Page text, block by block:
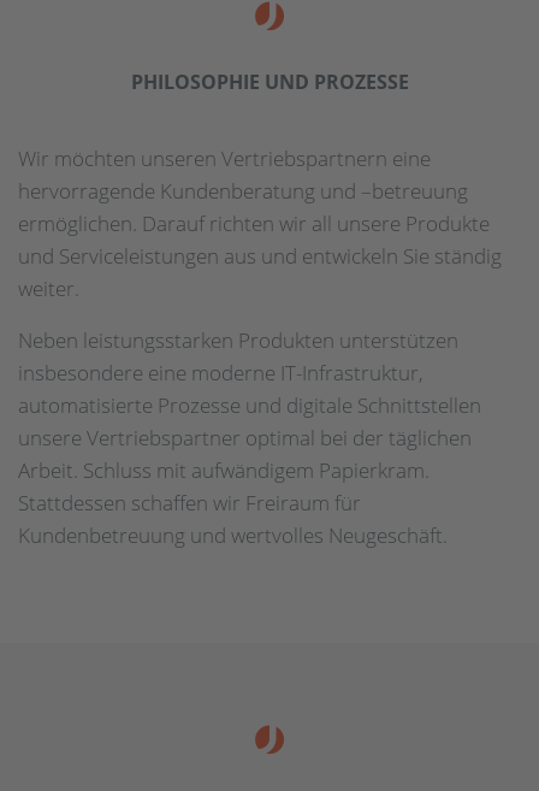
PHILOSOPHIE UND PROZESSE
Wir möchten unseren Vertriebspartnern eine
hervorragende Kundenberatung und –betreuung
ermöglichen. Darauf richten wir all unsere Produkte
und Serviceleistungen aus und entwickeln Sie ständig
weiter.
Neben leistungsstarken Produkten unterstützen
insbesondere eine moderne IT-Infrastruktur,
automatisierte Prozesse und digitale Schnittstellen
unsere Vertriebspartner optimal bei der täglichen
Arbeit. Schluss mit aufwändigem Papierkram.
Stattdessen schaffen wir Freiraum für
Kundenbetreuung und wertvolles Neugeschäft.